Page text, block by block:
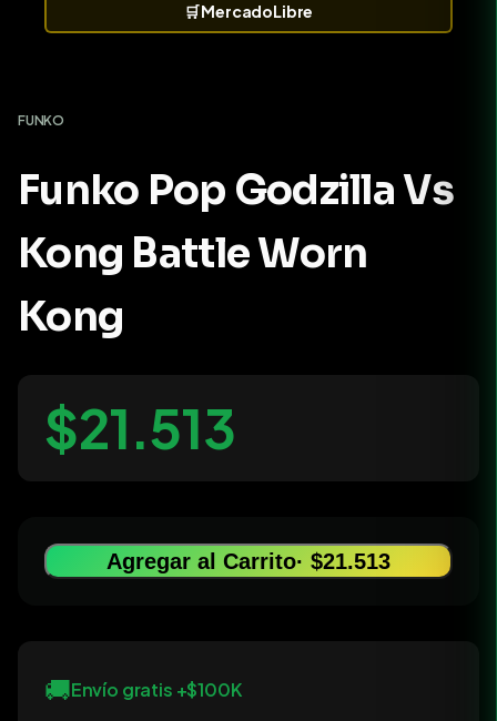
🛒MercadoLibre
FUNKO
Funko Pop Godzilla Vs
Kong Battle Worn
Kong
$21.513
Agregar al Carrito· $21.513
🚚Envío gratis +$100K